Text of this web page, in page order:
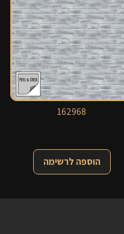
162968
הוספה לרשימה